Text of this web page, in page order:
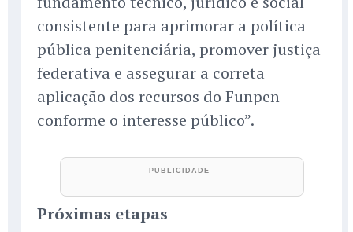
consistente para aprimorar a política
pública penitenciária, promover justiça
federativa e assegurar a correta
aplicação dos recursos do Funpen
conforme o interesse público”.
Próximas etapas